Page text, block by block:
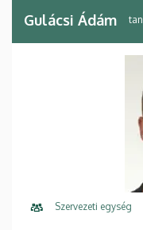
Gulácsi Ádám
Szervezeti egység